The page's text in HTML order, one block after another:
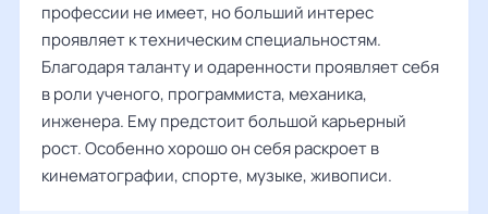
профессии не имеет, но больший интерес
проявляет к техническим специальностям.
Благодаря таланту и одаренности проявляет себя
в роли ученого, программиста, механика,
инженера. Ему предстоит большой карьерный
рост. Особенно хорошо он себя раскроет в
кинематографии, спорте, музыке, живописи.